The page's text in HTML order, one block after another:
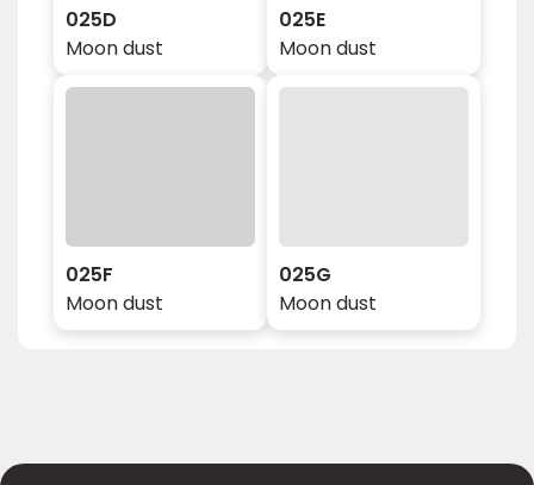
025D
Moon dust
025E
Moon dust
025F
Moon dust
025G
Moon dust